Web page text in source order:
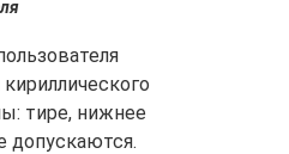
тире, нижнее
допускаются.